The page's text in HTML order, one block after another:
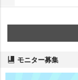
モニター募集